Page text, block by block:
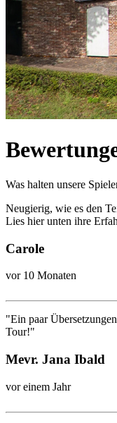
Was halten unsere
Neugierig, wie es den
Lies hier unten ihre
Carole
vor 10 Monaten
"Ein paar
Tour!"
Mevr. Jana Ibald
vor einem Jahr